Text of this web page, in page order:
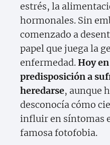
estrés, la
hormonales. Sin
comenzado a
papel que juega la
enfermedad.Hoy
predisposición a
heredarse, aunque
desconocía cómo
influir en síntomas
famosa fotofobia.